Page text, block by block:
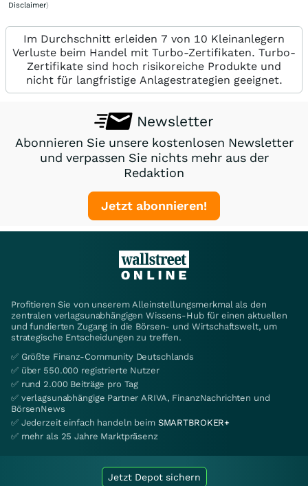
Disclaimer)
Im Durchschnitt erleiden 7 von 10 Kleinanlegern
Verluste beim Handel mit Turbo-Zertifikaten. Turbo-
Zertifikate sind hoch risikoreiche Produkte und
nicht für langfristige Anlagestrategien geeignet.
Newsletter
Abonnieren Sie unsere kostenlosen Newsletter
und verpassen Sie nichts mehr aus der
Redaktion
Jetzt abonnieren!
Profitieren Sie von unserem Alleinstellungsmerkmal als den
zentralen verlagsunabhängigen Wissens-Hub für einen aktuellen
und fundierten Zugang in die Börsen- und Wirtschaftswelt, um
strategische Entscheidungen zu treffen.
✅ Größte Finanz-Community Deutschlands
✅ über 550.000 registrierte Nutzer
✅ rund 2.000 Beiträge pro Tag
✅ verlagsunabhängige Partner ARIVA, FinanzNachrichten und
BörsenNews
✅ Jederzeit einfach handeln beim SMARTBROKER+
✅ mehr als 25 Jahre Marktpräsenz
Jetzt Depot sichern